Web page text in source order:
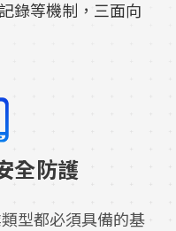
錄等機制，三面向
全防護
型都必須具備的基